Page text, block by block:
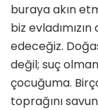
buraya akın
biz
edeceğiz.
değil; suç
çocuğuma.
toprağını